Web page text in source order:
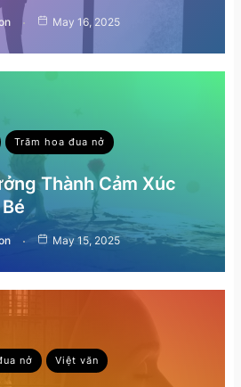
May 16, 2025
Trăm hoa đua nở
Thành Cảm Xúc
May 15, 2025
nở Việt văn